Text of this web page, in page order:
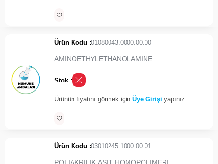
Ürün Kodu :01080043.0000.00.00
AMINOETHYLETHANOLAMINE
Stok :
Ürünün fiyatını görmek için Üye Girişi yapınız
Ürün Kodu :03010245.1000.00.01
POLIAKRILIK ASIT HOMOPOLIMERI